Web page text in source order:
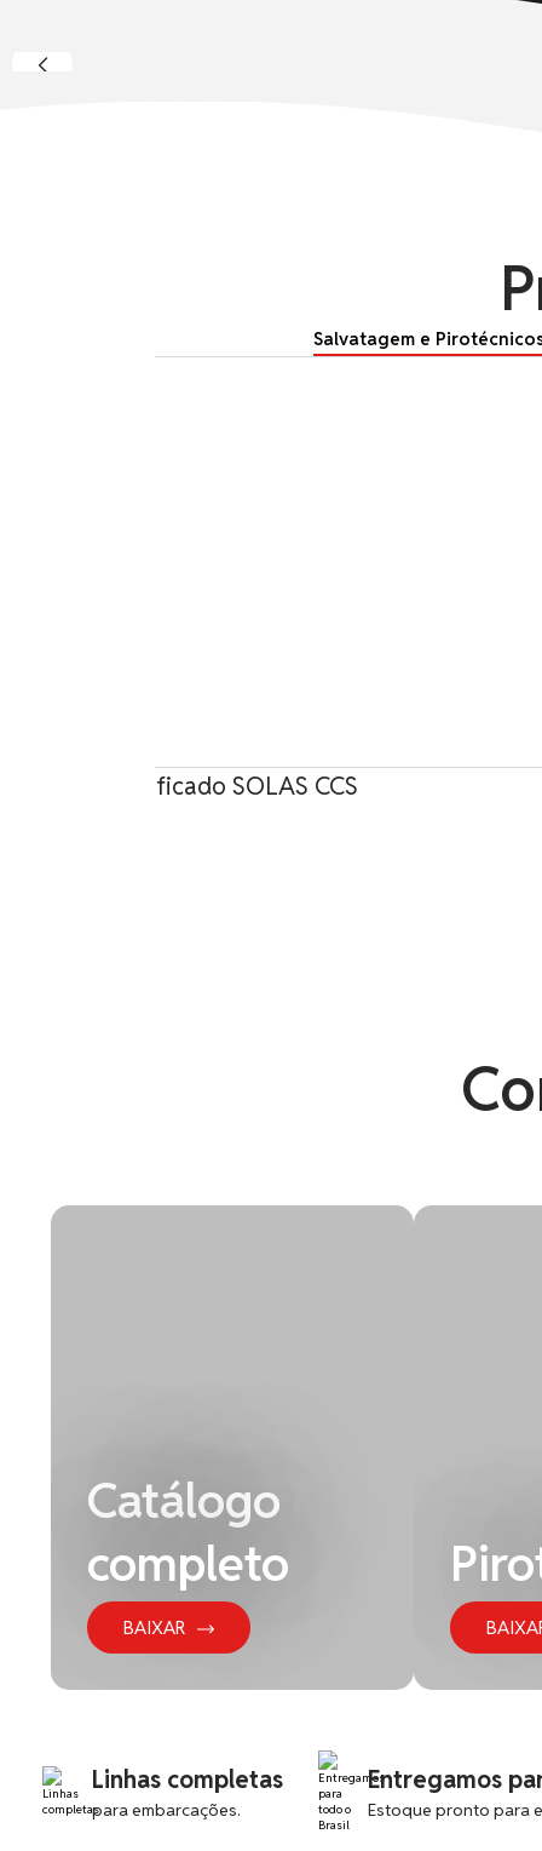
Salvatagem e
CO₂ – Certificado SOLAS CCS
Catálogo
completo
BAIXAR
Linhas completas
para embarcações.
Entregamos
Estoque pronto para